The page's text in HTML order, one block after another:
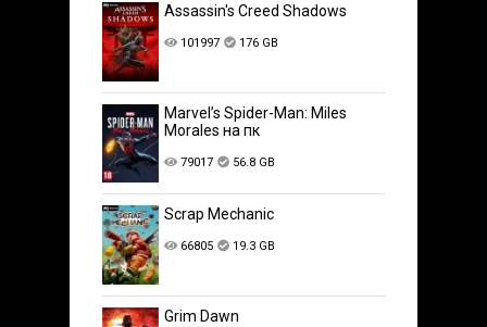
Assassin's Creed Shadows
101997 176 GB
Marvel’s Spider-Man: Miles
Morales на пк
79017 56.8 GB
Scrap Mechanic
66805 19.3 GB
Grim Dawn